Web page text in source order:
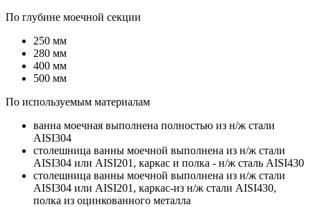
По глубине моечной секции
250 мм
280 мм
400 мм
500 мм
По используемым материалам
ванна моечная выполнена полностью из н/ж стали
AISI304
столешница ванны моечной выполнена из н/ж стали
AISI304 или AISI201, каркас и полка - н/ж сталь AISI430
столешница ванны моечной выполнена из н/ж стали
AISI304 или AISI201, каркас-из н/ж стали AISI430,
полка из оцинкованного металла